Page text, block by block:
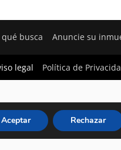
busca Anuncie su
legal Política de
Aceptar Rechazar